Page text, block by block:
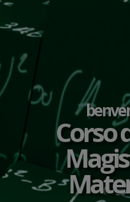
Corso